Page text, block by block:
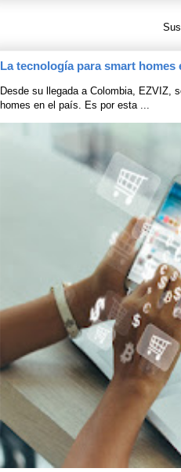
La tecnología para smart
Desde su llegada a Colombia, EZVIZ,
homes en el país. Es por esta ...